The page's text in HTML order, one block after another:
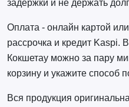
задержки и не держать
Оплата - онлайн картой
рассрочка и кредит Kaspi.
Кокшетау можно за пару
корзину и укажите способ
Вся продукция